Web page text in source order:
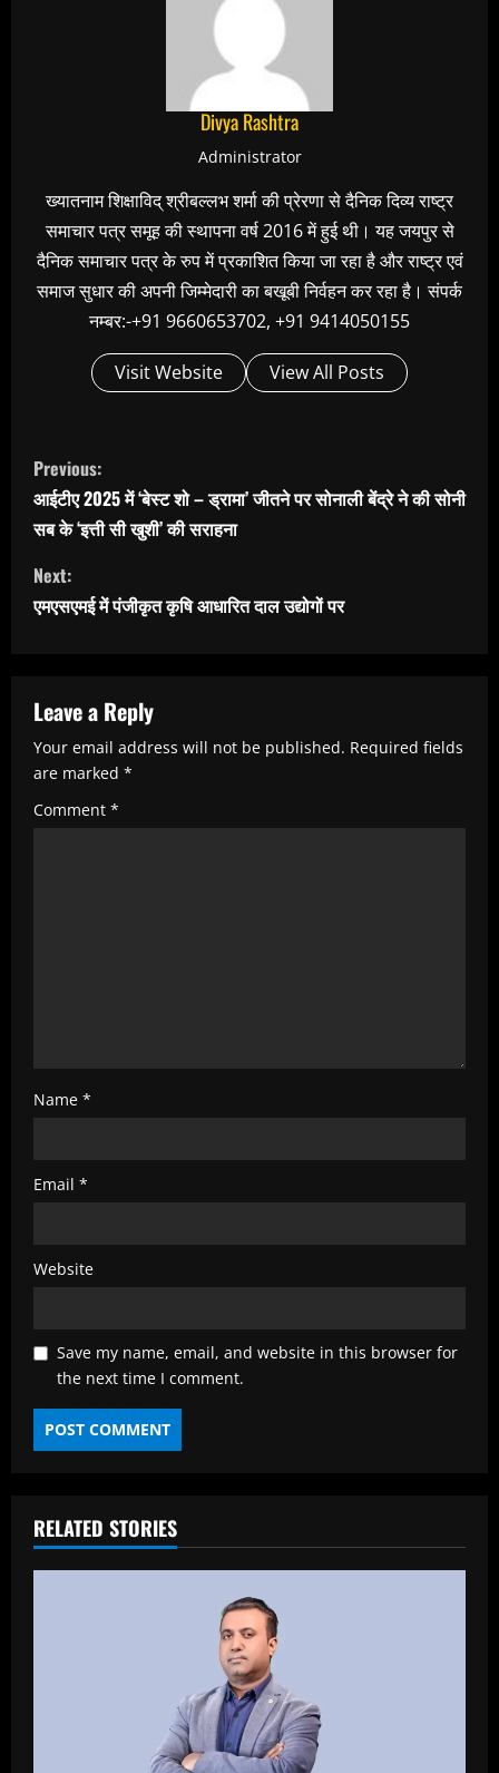
Divya Rashtra
Administrator
ख्यातनाम शिक्षाविद् श्रीबल्लभ शर्मा की प्रेरणा से दैनिक दिव्य राष्ट्र
समाचार पत्र समूह की स्थापना वर्ष 2016 में हुई थी। यह जयपुर से
दैनिक समाचार पत्र के रुप में प्रकाशित किया जा रहा है और राष्ट्र एवं
समाज सुधार की अपनी जिम्मेदारी का बखूबी निर्वहन कर रहा है। संपर्क
नम्बर:-+91 9660653702, +91 9414050155
Visit Website View All Posts
C
o
n
t
i
e
R
e
a
Previous:
आईटीए 2025 में ‘बेस्ट शो – ड्रामा’ जीतने पर सोनाली बेंद्रे ने की सोनी
सब के ‘इत्ती सी खुशी’ की सराहना
Next:
एमएसएमई में पंजीकृत कृषि आधारित दाल उ‌द्योगों पर
Leave a Reply
Your email address will not be published. Required fields
are marked *
Comment *
Name *
Email *
Website
Save my name, email, and website in this browser for
the next time I comment.
RELATED STORIES